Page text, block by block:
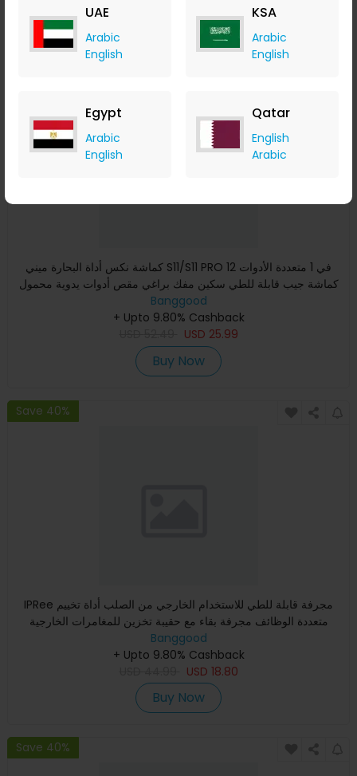
UAE
Arabic
English
KSA
Arabic
English
Egypt
Arabic
English
Qatar
English
Arabic
Buy Now
كماشة نكس أداة البحارة ميني S11/S11 PRO 12 في 1 متعددة الأدوات
كماشة جيب قابلة للطي سكين مفك براغي مقص أدوات يدوية محمول
Banggood
+ Upto 9.80% Cashback
USD 25.99
Buy Now
Save 40%
IPRee مجرفة قابلة للطي للاستخدام الخارجي من الصلب أداة تخييم
متعددة الوظائف مجرفة بقاء مع حقيبة تخزين للمغامرات الخارجية
Banggood
+ Upto 9.80% Cashback
USD 18.80
Buy Now
Save 40%